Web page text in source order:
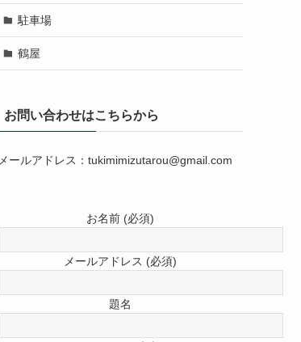
駐車場
鶴屋
お問い合わせはこちらから
メールアドレス：tukimimizutarou@gmail.com
お名前 (必須)
メールアドレス (必須)
題名